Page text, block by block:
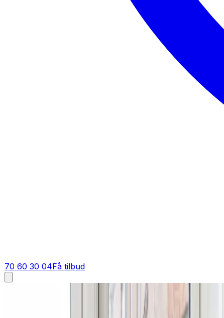
70 60 30 04Få tilbud
Nørre Snede